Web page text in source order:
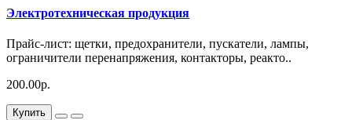
Электротехническая продукция
Прайс-лист: щетки, предохранители, пускатели, лампы,
ограничители перенапряжения, контакторы, реакто..
200.00р.
Купить